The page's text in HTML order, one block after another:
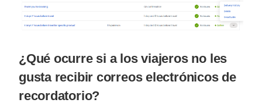
¿Qué ocurre si a los viajeros no les
gusta recibir correos electrónicos de
recordatorio?